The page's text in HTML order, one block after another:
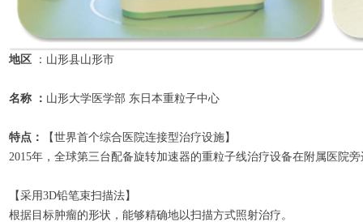
地区 ：山形县山形市
名称 ： 山形大学医学部 东日本重粒子中心
特点：
【世界首个综合医院连接型治疗设施】
2015年，全球第三台配备旋转加速器的重粒子线治疗设备在附属医院
【采用3D铅笔束扫描法】
根据目标肿瘤的形状，能够精确地以扫描方式照射治疗。